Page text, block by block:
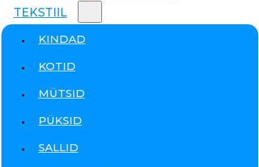
TEKSTIIL
KINDAD
KOTID
MÜTSID
PÜKSID
SALLID